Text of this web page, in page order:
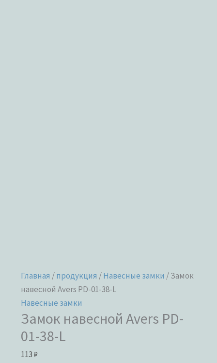
Главная /продукция /Навесные замки / Замок
навесной Avers PD-01-38-L
Навесные замки
Замок навесной Avers PD-
01-38-L
113₽